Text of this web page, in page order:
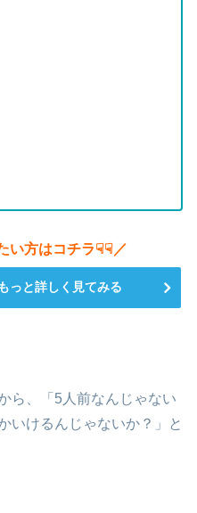
い方はコチラ☟☟／
っと詳しく見てみる
ら、「5人前なんじゃない
いけるんじゃないか？」と